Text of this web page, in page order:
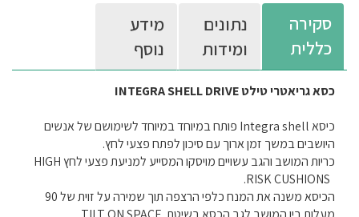
סקירה
כללית
נתונים
ומידות
מידע
נוסף
כסא גריאטרי טילטINTEGRA SHELL DRIVE
כיסאIntegra shell פותח במיוחד במיוחד לשימושם של אנשים
היושבים במשך זמן ארוך עם סיכון לפתח פצעי לחץ.
כריות המושב והגב עשויים מויסקו המסייע למניעת פצעי לחץ HIGH
RISK CUSHIONS
.
הכיסא משנה את המנח כלפי הרצפה תוך שמירה על זוית של 90